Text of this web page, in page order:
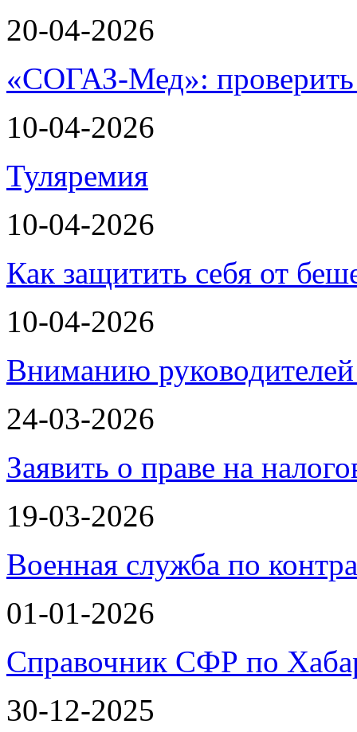
20-04-2026
«СОГАЗ-Мед»: проверить
10-04-2026
Туляремия
10-04-2026
Как защитить себя от
10-04-2026
Вниманию
24-03-2026
Заявить о праве на
19-03-2026
Военная служба по
01-01-2026
Справочник СФР по
30-12-2025